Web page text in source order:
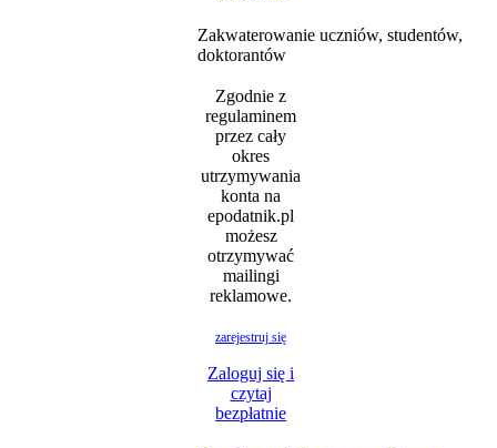
Zakwaterowanie uczniów, studentów,
doktorantów
Zgodnie z
regulaminem
przez cały
okres
utrzymywania
konta na
epodatnik.pl
możesz
otrzymywać
mailingi
reklamowe.
zarejestruj się
Zaloguj się i
czytaj
bezpłatnie